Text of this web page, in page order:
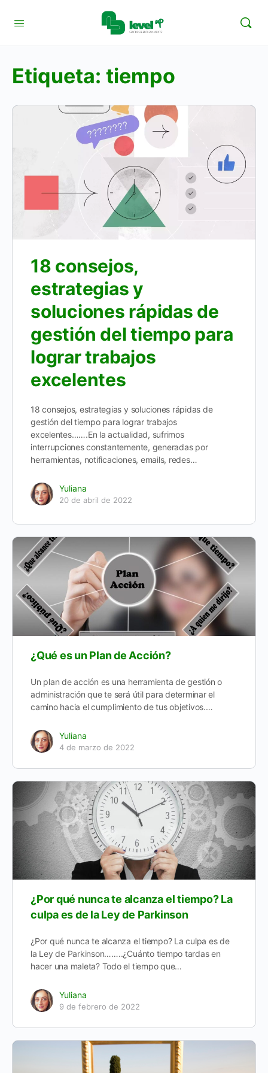
Etiqueta: tiempo
18 consejos,
estrategias y
soluciones rápidas de
gestión del tiempo para
lograr trabajos
excelentes
18 consejos, estrategias y soluciones rápidas de
gestión del tiempo para lograr trabajos
excelentes…….En la actualidad, sufrimos
interrupciones constantemente, generadas por
herramientas, notificaciones, emails, redes…
Yuliana
20 de abril de 2022
¿Qué es un Plan de Acción?
Un plan de acción es una herramienta de gestión o
administración que te será útil para determinar el
camino hacia el cumplimiento de tus objetivos.…
Yuliana
4 de marzo de 2022
¿Por qué nunca te alcanza el tiempo? La
culpa es de la Ley de Parkinson
¿Por qué nunca te alcanza el tiempo? La culpa es de
la Ley de Parkinson……..¿Cuánto tiempo tardas en
hacer una maleta? Todo el tiempo que…
Yuliana
9 de febrero de 2022